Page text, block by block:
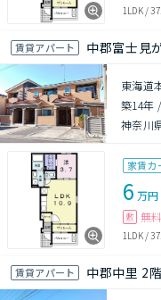
1LDK/
賃貸アパート 中郡富士見
東海道
築14年
神奈川
家賃カ
6 万円
敷 無料
1LDK/
賃貸アパート 中郡中里 2